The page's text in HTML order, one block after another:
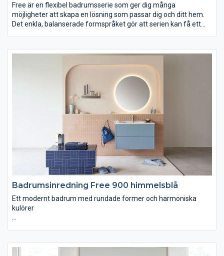
Free är en flexibel badrumsserie som ger dig många
möjligheter att skapa en lösning som passar dig och ditt hem.
Det enkla, balanserade formspråket gör att serien kan få ett
är smalare och grundare än vad som är vanligt och perfekt för
stor valfrihet och personliga lösningar. Designad för Vedum av
Free finns i bredderna 415, 515, 615 och 915 mm.
Badrumsinredning Free 900 himmelsblå
Ett modernt badrum med rundade former och harmoniska
kulörer
kulör och det milda persikofärgade kaklet gifter sig harmoniskt